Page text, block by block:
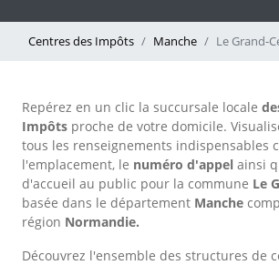
Centres des Impôts Manche Le Grand-
Repérez en un clic la succursale locale
Impôts proche de votre domicile.
tous les renseignements indispensables
l'emplacement, le numéro d'appel ainsi
d'accueil au public pour la commune Le
basée dans le département Manche
région Normandie.
Découvrez l'ensemble des structures de